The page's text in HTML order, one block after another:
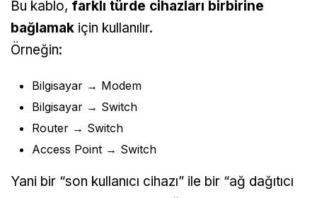
Bu kablo, farklı türde cihazları birbirine
bağlamak için kullanılır.
Örneğin:
Bilgisayar → Modem
Bilgisayar → Switch
Router → Switch
Access Point → Switch
Yani bir “son kullanıcı cihazı” ile bir “ağ dağıtıcı